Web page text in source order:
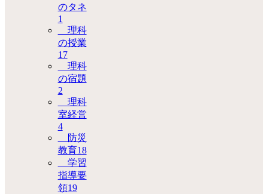
のタネ
1
理科
の授業
17
理科
の宿題
2
理科
室経営
4
防災
教育18
学習
指導要
領19